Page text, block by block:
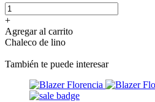
+
Agregar al carrito
Chaleco de lino
También te puede interesar